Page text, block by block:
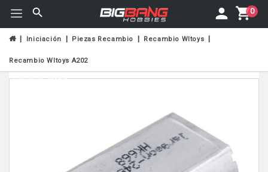
0
Iniciación Piezas Recambio Recambio Wltoys
Recambio Wltoys A202
Fuera De Stock